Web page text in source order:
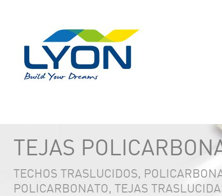
TEJAS
TECHOS TRASLUCIDOS,
POLICARBONATO, TEJAS